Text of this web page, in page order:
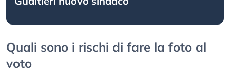
Quali sono i rischi di fare la foto al
voto